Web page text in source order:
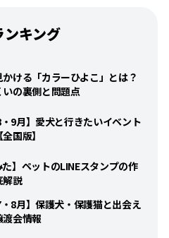
ンキング
ける「カラーひよこ」とは？
いの裏側と問題点
・9月】愛犬と行きたいイベント
国版】
た】ペットのLINEスタンプの作
解説
・8月】保護犬・保護猫と出会え
会情報